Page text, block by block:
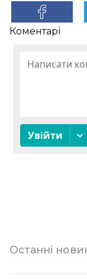
Коментарі
Останні